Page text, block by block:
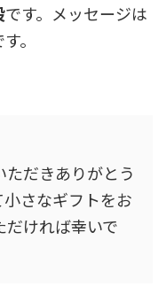
です。メッセージは
。
ただきありがとう
さなギフトをお
ければ幸いで